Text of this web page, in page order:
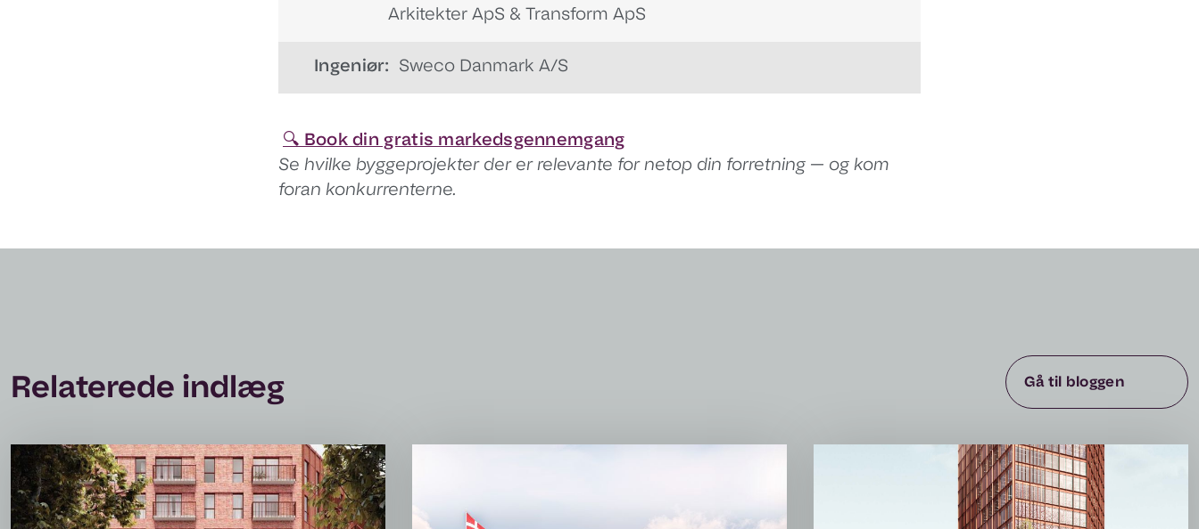
Arkitekter ApS & Transform ApS
Ingeniør: Sweco Danmark A/S
🔍 Book din gratis markedsgennemgang
Se hvilke byggeprojekter der er relevante for netop din forretning — og kom
foran konkurrenterne.
Relaterede indlæg Gå til bloggen